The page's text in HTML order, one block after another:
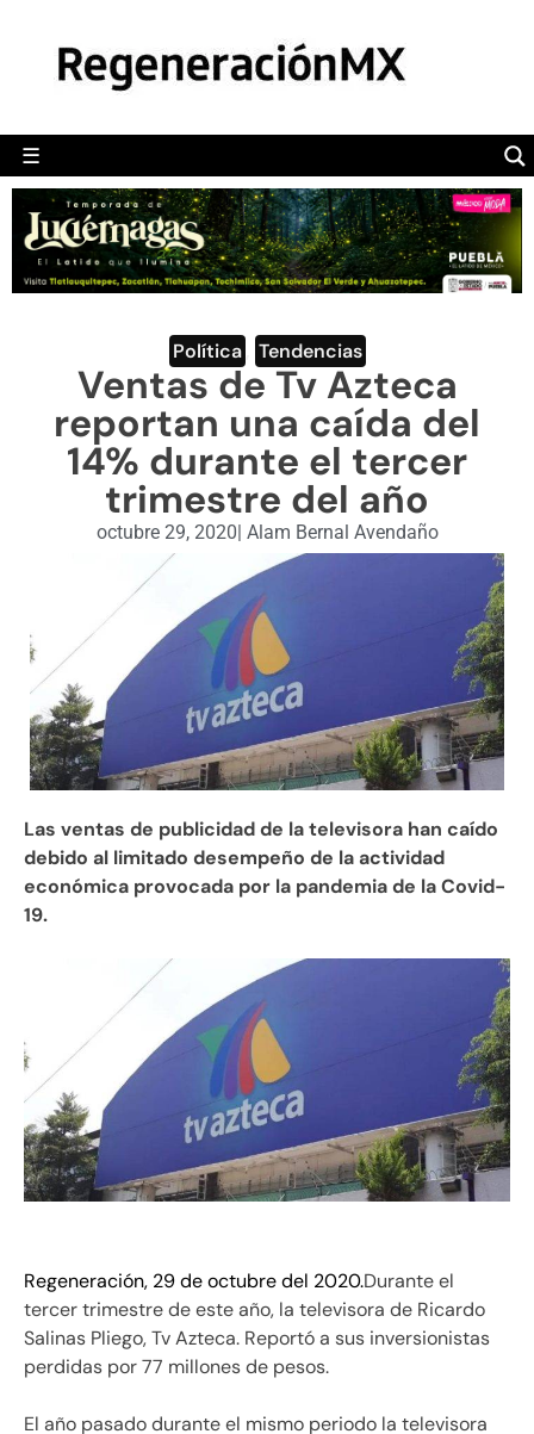
☰
POLÍTICA
CAMALEÓN
OPINIÓN
DEPORTES
ENGLISH SECTION
VIDEOS
Política Tendencias
Ventas de Tv Azteca
reportan una caída del
14% durante el tercer
trimestre del año
octubre 29, 2020| Alam Bernal Avendaño
Las ventas de publicidad de la televisora han caído
debido al limitado desempeño de la actividad
económica provocada por la pandemia de la Covid-
19.
Regeneración, 29 de octubre del 2020.Durante el
tercer trimestre de este año, la televisora de Ricardo
Salinas Pliego, Tv Azteca. Reportó a sus inversionistas
perdidas por 77 millones de pesos.
El año pasado durante el mismo periodo la televisora